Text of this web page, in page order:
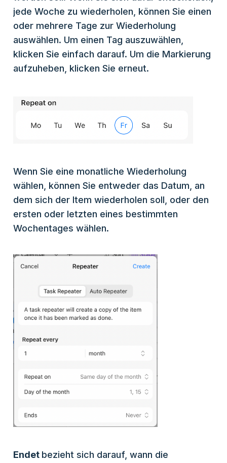
jede Woche zu wiederholen, können Sie einen
oder mehrere Tage zur Wiederholung
auswählen. Um einen Tag auszuwählen,
klicken Sie einfach darauf. Um die Markierung
aufzuheben, klicken Sie erneut.
Wenn Sie eine monatliche Wiederholung
wählen, können Sie entweder das Datum, an
dem sich der Item wiederholen soll, oder den
ersten oder letzten eines bestimmten
Wochentages wählen.
Endet bezieht sich darauf, wann die